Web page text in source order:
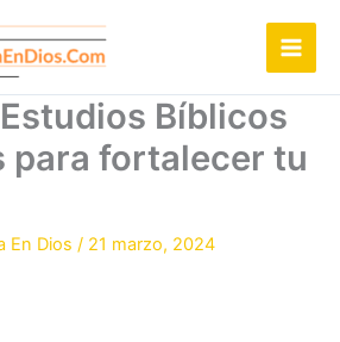
Bíblicos
para fortalecer tu
En Dios / 21 marzo, 2024